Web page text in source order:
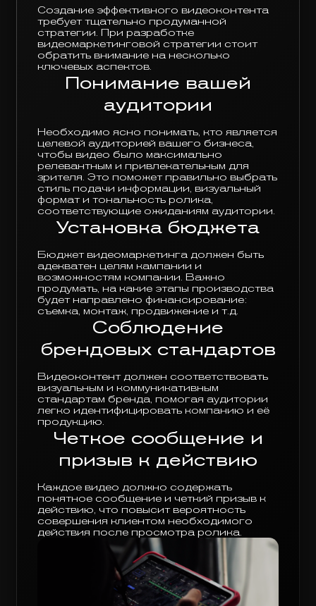
Создание эффективного видеоконтента
требует тщательно продуманной
стратегии. При разработке
видеомаркетинговой стратегии стоит
обратить внимание на несколько
ключевых аспектов.
Понимание вашей
аудитории
Необходимо ясно понимать, кто является
целевой аудиторией вашего бизнеса,
чтобы видео было максимально
релевантным и привлекательным для
зрителя. Это поможет правильно выбрать
стиль подачи информации, визуальный
формат и тональность ролика,
соответствующие ожиданиям аудитории.
Установка бюджета
Бюджет видеомаркетинга должен быть
адекватен целям кампании и
возможностям компании. Важно
продумать, на какие этапы производства
будет направлено финансирование:
съемка, монтаж, продвижение и т.д.
Соблюдение
брендовых стандартов
Видеоконтент должен соответствовать
визуальным и коммуникативным
стандартам бренда, помогая аудитории
легко идентифицировать компанию и её
продукцию.
Четкое сообщение и
призыв к действию
Каждое видео должно содержать
понятное сообщение и четкий призыв к
действию, что повысит вероятность
совершения клиентом необходимого
действия после просмотра ролика.